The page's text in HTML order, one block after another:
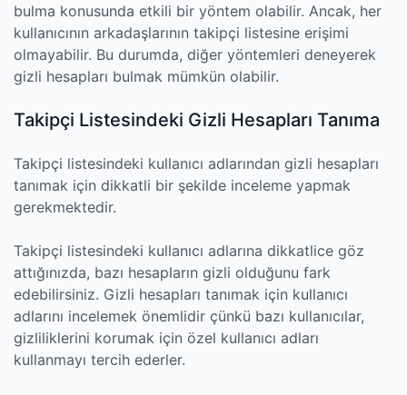
bulma konusunda etkili bir yöntem olabilir. Ancak, her
kullanıcının arkadaşlarının takipçi listesine erişimi
olmayabilir. Bu durumda, diğer yöntemleri deneyerek
gizli hesapları bulmak mümkün olabilir.
Takipçi Listesindeki Gizli Hesapları Tanıma
Takipçi listesindeki kullanıcı adlarından gizli hesapları
tanımak için dikkatli bir şekilde inceleme yapmak
gerekmektedir.
Takipçi listesindeki kullanıcı adlarına dikkatlice göz
attığınızda, bazı hesapların gizli olduğunu fark
edebilirsiniz. Gizli hesapları tanımak için kullanıcı
adlarını incelemek önemlidir çünkü bazı kullanıcılar,
gizliliklerini korumak için özel kullanıcı adları
kullanmayı tercih ederler.